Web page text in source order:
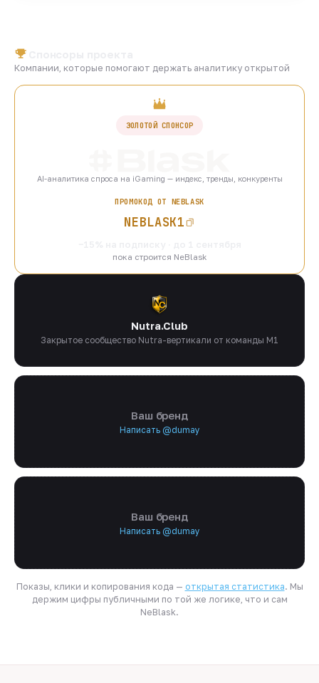
Компании, которые помогают держать аналитику открытой
ЗОЛОТОЙ СПОНСОР
AI-аналитика спроса на iGaming — индекс, тренды, конкуренты
ПРОМОКОД ОТ NEBLASK
NEBLASK1
пока строится NeBlask
Nutra.Club
Закрытое сообщество Nutra-вертикали от команды M1
Ваш бренд
Написать @dumay
Ваш бренд
Написать @dumay
Показы, клики и копирования кода — открытая статистика. Мы
держим цифры публичными по той же логике, что и сам
NeBlask.